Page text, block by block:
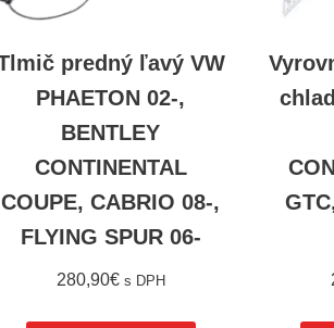
predný ľavý VW
PHAETON 02-,
BENTLEY
CONTINENTAL
COUPE, CABRIO 08-,
FLYING SPUR 06-
280,90€ s DPH